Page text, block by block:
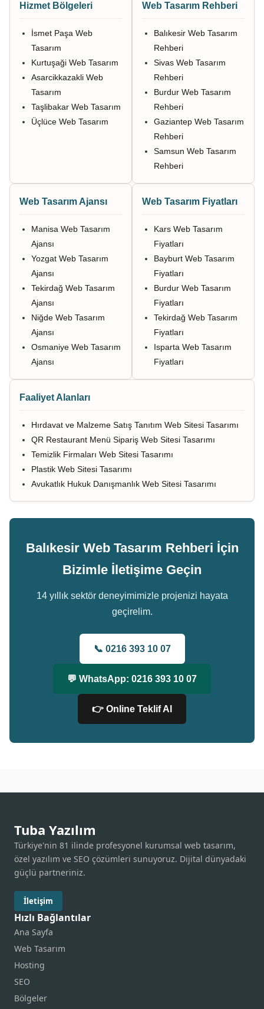
Hizmet Bölgeleri
İsmet Paşa Web
Tasarım
Kurtuşaği Web Tasarım
Asarcikkazakli Web
Tasarım
Taşlibakar Web Tasarım
Üçlüce Web Tasarım
Web Tasarım Rehberi
Balıkesir Web Tasarım
Rehberi
Sivas Web Tasarım
Rehberi
Burdur Web Tasarım
Rehberi
Gaziantep Web Tasarım
Rehberi
Samsun Web Tasarım
Rehberi
Web Tasarım Ajansı
Manisa Web Tasarım
Ajansı
Yozgat Web Tasarım
Ajansı
Tekirdağ Web Tasarım
Ajansı
Niğde Web Tasarım
Ajansı
Osmaniye Web Tasarım
Ajansı
Web Tasarım Fiyatları
Kars Web Tasarım
Fiyatları
Bayburt Web Tasarım
Fiyatları
Burdur Web Tasarım
Fiyatları
Tekirdağ Web Tasarım
Fiyatları
Isparta Web Tasarım
Fiyatları
Faaliyet Alanları
Hırdavat ve Malzeme Satış Tanıtım Web Sitesi Tasarımı
QR Restaurant Menü Sipariş Web Sitesi Tasarımı
Temizlik Firmaları Web Sitesi Tasarımı
Plastik Web Sitesi Tasarımı
Avukatlık Hukuk Danışmanlık Web Sitesi Tasarımı
Balıkesir Web Tasarım Rehberi İçin
Bizimle İletişime Geçin
14 yıllık sektör deneyimimizle projenizi hayata
geçirelim.
📞 0216 393 10 07
💬 WhatsApp: 0216 393 10 07
👉 Online Teklif Al
Tuba Yazılım
Türkiye'nin 81 ilinde profesyonel kurumsal web tasarım,
özel yazılım ve SEO çözümleri sunuyoruz. Dijital dünyadaki
güçlü partneriniz.
İletişim
Hızlı Bağlantılar
Ana Sayfa
Web Tasarım
Hosting
SEO
Bölgeler